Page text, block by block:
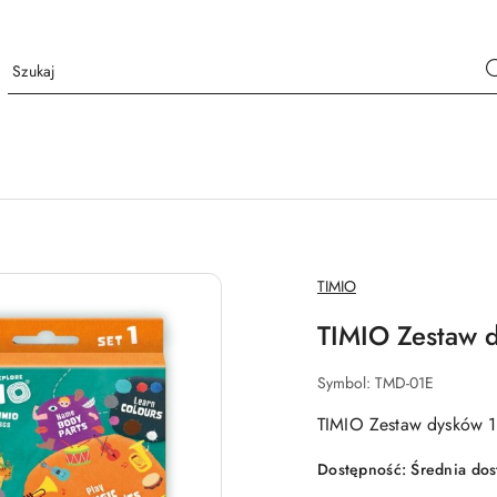
NAZWA
PRODUCENTA:
TIMIO
TIMIO Zestaw
Symbol: TMD-01E
TIMIO Zestaw dysków
Dostępność:Średnia